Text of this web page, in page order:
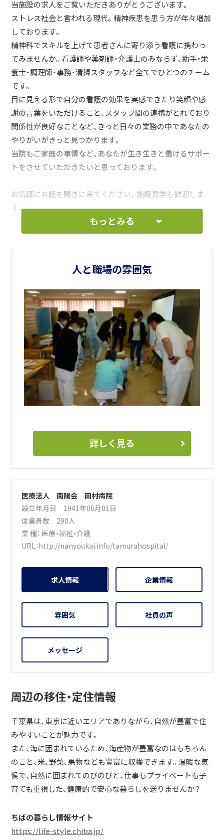
当施設の求人をご覧いただきありがとうございます。
ストレス社会と言われる現代。精神疾患を患う方が年々増加
しております。
精神科でスキルを上げて患者さんに寄り添う看護に携わっ
てみませんか。看護師や薬剤師・介護士のみならず、助手・栄
養士・調理師・事務・清掃スタッフなど全てでひとつのチーム
です。
目に見える形で自分の看護の効果を実感できたり笑顔や感
謝の言葉をいただけること、スタッフ間の連携がとれており
関係性が良好なことなど、きっと日々の業務の中であなたの
やりがいがきっと見つかります。
当院もご家庭の事情など、あなたが生き生きと働けるサポー
トをさせていただきたいと思っております。
お気軽にお話を聞きに来てください。施設見学も歓迎しま
す。
もっとみる
人と職場の雰囲気
詳しく見る
医療法人 南陽会 田村病院
設立年月日 1941年06月01日
従業員数 290人
業 種： 医療・福祉・介護
URL：http://nanyoukai.info/tamurahospital/
求人情報 企業情報
雰囲気 社員の声
メッセージ
周辺の移住・定住情報
千葉県は、東京に近いエリアでありながら、自然が豊富で住
みやすいことが魅力です。
また、海に囲まれているため、海産物が豊富なのはもちろん
のこと、米、野菜、果物なども豊富に収穫できます。温暖な気
候で、自然に囲まれてのびのびと、仕事もプライベートも子
育ても重視した、健康的で安心な暮らしを送りませんか？
ちばの暮らし情報サイト
https://life-style.chiba.jp/